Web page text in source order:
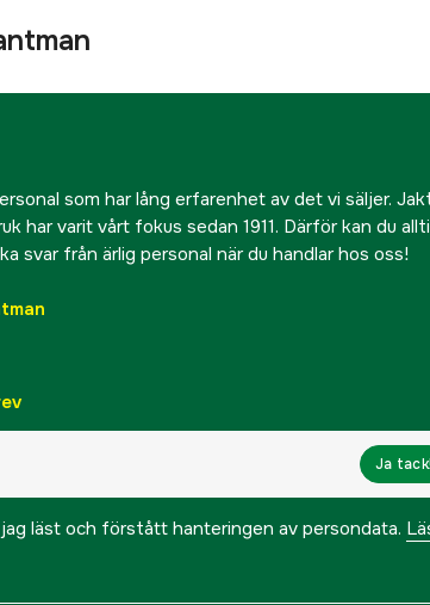
som har lång erfarenhet av det vi säljer.
har varit vårt fokus sedan 1911. Därför kan du
svar från ärlig personal när du handlar hos oss!
Ja tack!
läst och förstått hanteringen av persondata.